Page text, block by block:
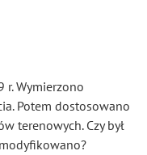
r. Wymierzono
Potem dostosowano
terenowych. Czy był